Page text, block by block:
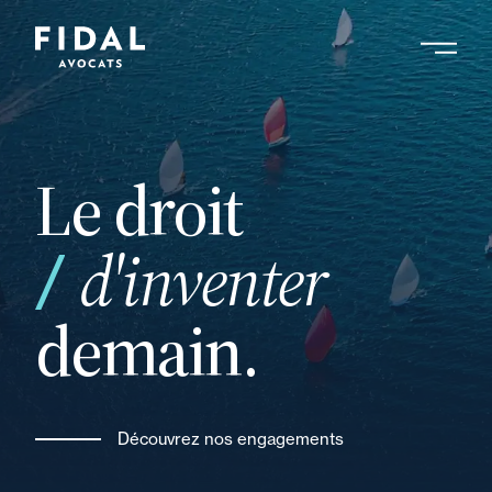
Aller
au
contenu
principalRechercher un mot clé, un professionnel ....
Le droit
d'inventer
demain.
Découvrez nos engagements
vos